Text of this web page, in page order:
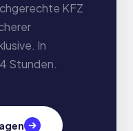
KFZ
In
Stunden.